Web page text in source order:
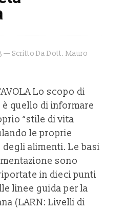
— Scritto Da Dott. Mauro
Lo scopo di
quello di informare
“stile di vita
le proprie
alimenti. Le basi
sono
in dieci punti
linee guida per la
(LARN: Livelli di